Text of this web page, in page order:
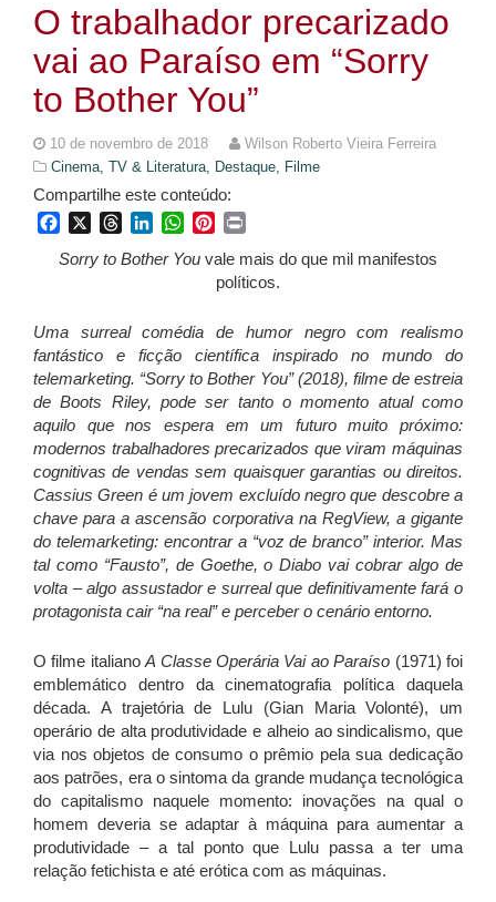
O trabalhador precarizado
vai ao Paraíso em “Sorry
to Bother You”
10 de novembro de 2018
Wilson Roberto Vieira Ferreira
Cinema, TV & Literatura, Destaque, Filme
Compartilhe este conteúdo:
FacebookThreadsLinkedInWhatsApp
Pinterest
Sorry to Bother You vale mais do que mil manifestos
políticos.
Uma surreal comédia de humor negro com realismo
fantástico e ficção científica inspirado no mundo do
telemarketing. “Sorry to Bother You” (2018), filme de estreia
de Boots Riley, pode ser tanto o momento atual como
aquilo que nos espera em um futuro muito próximo:
modernos trabalhadores precarizados que viram máquinas
cognitivas de vendas sem quaisquer garantias ou direitos.
Cassius Green é um jovem excluído negro que descobre a
chave para a ascensão corporativa na RegView, a gigante
do telemarketing: encontrar a “voz de branco” interior. Mas
tal como “Fausto”, de Goethe, o Diabo vai cobrar algo de
volta – algo assustador e surreal que definitivamente fará o
protagonista cair “na real” e perceber o cenário entorno.
O filme italianoA Classe Operária Vai ao Paraíso (1971) foi
emblemático dentro da cinematografia política daquela
década. A trajetória de Lulu (Gian Maria Volonté), um
operário de alta produtividade e alheio ao sindicalismo, que
via nos objetos de consumo o prêmio pela sua dedicação
aos patrões, era o sintoma da grande mudança tecnológica
do capitalismo naquele momento: inovações na qual o
homem deveria se adaptar à máquina para aumentar a
produtividade – a tal ponto que Lulu passa a ter uma
relação fetichista e até erótica com as máquinas.